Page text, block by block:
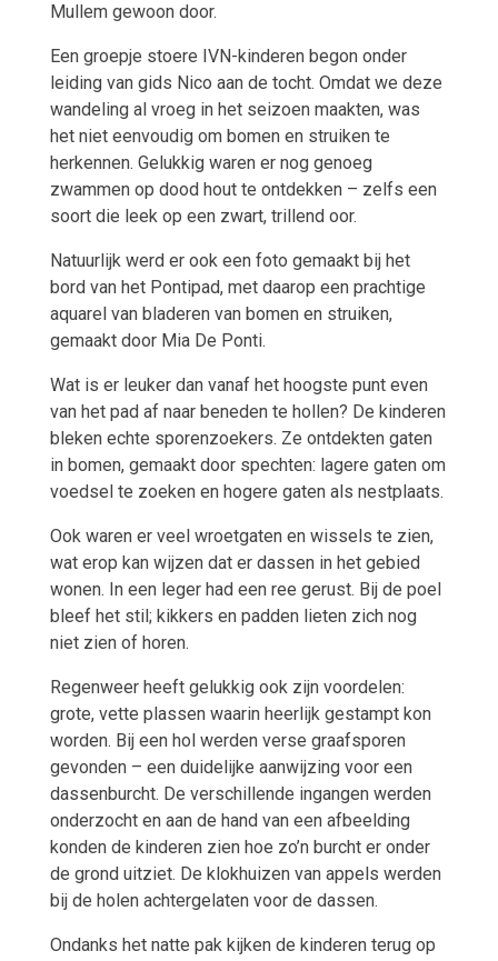
Mullem gewoon door.
Een groepje stoere IVN-kinderen begon onder
leiding van gids Nico aan de tocht. Omdat we deze
wandeling al vroeg in het seizoen maakten, was
het niet eenvoudig om bomen en struiken te
herkennen. Gelukkig waren er nog genoeg
zwammen op dood hout te ontdekken – zelfs een
soort die leek op een zwart, trillend oor.
Natuurlijk werd er ook een foto gemaakt bij het
bord van het Pontipad, met daarop een prachtige
aquarel van bladeren van bomen en struiken,
gemaakt door Mia De Ponti.
Wat is er leuker dan vanaf het hoogste punt even
van het pad af naar beneden te hollen? De kinderen
bleken echte sporen­zoekers. Ze ontdekten gaten
in bomen, gemaakt door spechten: lagere gaten om
voedsel te zoeken en hogere gaten als nestplaats.
Ook waren er veel wroetgaten en wissels te zien,
wat erop kan wijzen dat er dassen in het gebied
wonen. In een leger had een ree gerust. Bij de poel
bleef het stil; kikkers en padden lieten zich nog
niet zien of horen.
Regenweer heeft gelukkig ook zijn voordelen:
grote, vette plassen waarin heerlijk gestampt kon
worden. Bij een hol werden verse graafsporen
gevonden – een duidelijke aanwijzing voor een
dassenburcht. De verschillende ingangen werden
onderzocht en aan de hand van een afbeelding
konden de kinderen zien hoe zo’n burcht er onder
de grond uitziet. De klokhuizen van appels werden
bij de holen achtergelaten voor de dassen.
Ondanks het natte pak kijken de kinderen terug op